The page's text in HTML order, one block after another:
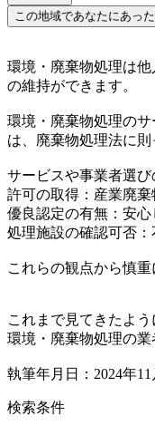
この地域であなたにあっ
環境・廃棄物処理は
の維持ができます。
環境・廃棄物処理の
は、廃棄物処理法に則
サービスや事業者選び
許可の取得：産業廃
優良認定の有無：安
処理施設の確認可否
これらの観点から慎
これまで見てきたよ
環境・廃棄物処理の業
執筆年月日：2024年11
検索条件